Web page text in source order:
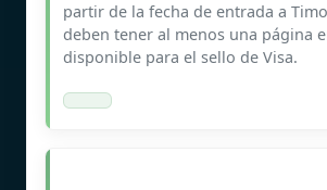
partir de la fecha de entrada a
deben tener al menos una página
disponible para el sello de Visa.